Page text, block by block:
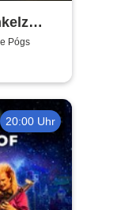
Pógs
20:00 Uhr